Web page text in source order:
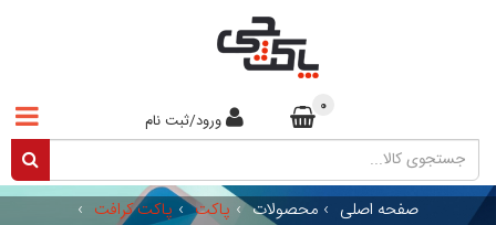
ورود/ثبت نام
0
صفحه اصلی › محصولات › پاکت › پاکت کرافت ›